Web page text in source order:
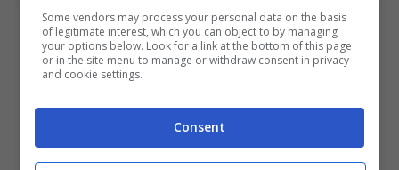
BONUS BENVENUTO GOLDBET: 2.050€
Fino a 2050€ sport e casino
Per i nuovi registrati: 100% fino a 2.000€ in Bonus
Scommesse + 50% del primo deposito fino a 50€
Some vendors may process your personal data on the basis
of legitimate interest, which you can object to by managing
your options below. Look for a link at the bottom of this page
or in the site menu to manage or withdraw consent in privacy
and cookie settings.
Consent